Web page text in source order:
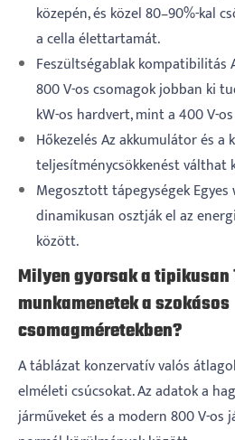
közepén, és közel 80–90%-kal
a cella élettartamát.
Feszültségablak kompatibilitás
800 V-os csomagok jobban ki
kW-os hardvert, mint a 400 V-
Hőkezelés Az akkumulátor és a
teljesítménycsökkenést válthat
Megosztott tápegységek Egyes
dinamikusan osztják el az
között.
Milyen gyorsak a
munkamenetek a szokásos
csomagméretekben?
A táblázat konzervatív valós
elméleti csúcsokat. Az adatok a
járműveket és a modern 800 V-os